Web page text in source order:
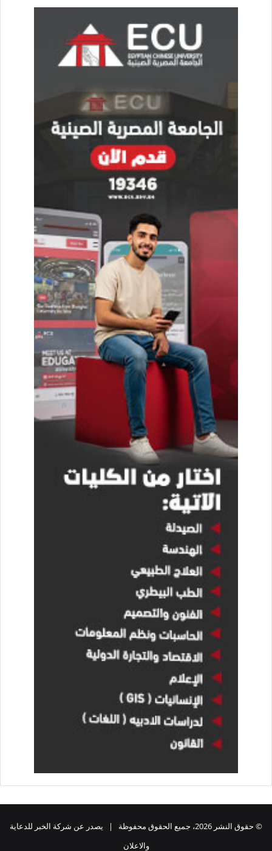
© حقوق النشر 2026، جميع الحقوق محفوظة | يصدر عن شركة الخبر للدعاية
والاعلان